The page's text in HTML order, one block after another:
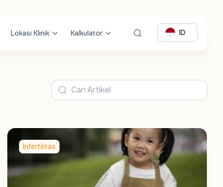
Lokasi Klinik Kalkulator ID
Infertilitas